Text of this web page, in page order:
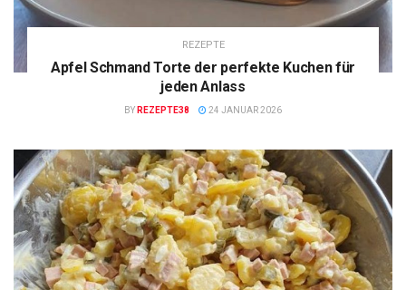
REZEPTE
Apfel Schmand Torte der perfekte Kuchen für
jeden Anlass
BY REZEPTE38 24 JANUAR 2026